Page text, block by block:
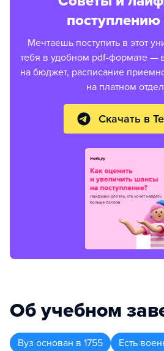
Мечтаешь поступить в этот
тебя в удобном pdf-формате —
на бюджет, расписание
на платном
Скачать в
Об учебном
Вуз основан в 1755
Есть